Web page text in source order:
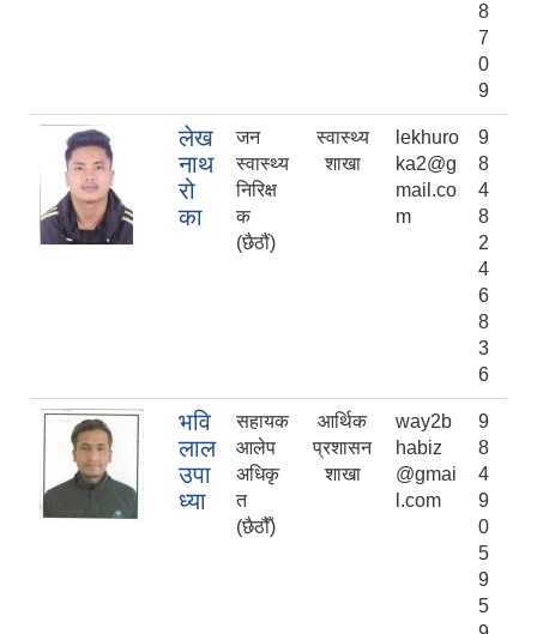
8
7
0
9
लेख
नाथ
रो
का
जन
स्वास्थ्य
निरिक्ष
क
(छैठौं)
स्वास्थ्य
शाखा
lekhuro
ka2@g
mail.co
m
9
8
4
8
2
4
6
8
3
6
भवि
लाल
उपा
ध्या
सहायक
आलेप
अधिकृ
त
(छैठौँ)
आर्थिक
प्रशासन
शाखा
way2b
habiz
@gmai
l.com
9
8
4
9
0
5
9
5